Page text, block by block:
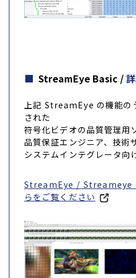
StreamEye Basic /
上記 StreamEye の機能の
された
符号化ビデオの品質管理用
品質保証エンジニア、技術
システムインテグレータ向
StreamEye / Streameye
らをご覧ください